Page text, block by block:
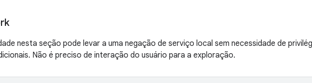
nesta seção pode levar a uma negação de serviço local sem necessidade de
Não é preciso de interação do usuário para a exploração.